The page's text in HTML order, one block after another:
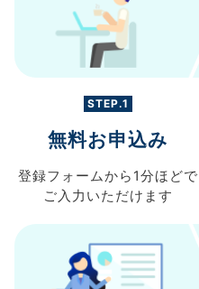
STEP.1
無料お申込み
登録フォームから 1分ほどで
ご入力 いただけます